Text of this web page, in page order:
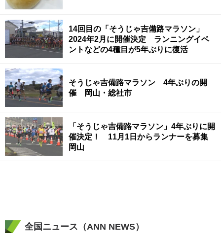
14回目の「そうじゃ吉備路マラソン」
2024年2月に開催決定 ランニングイベ
ントなどの4種目が5年ぶりに復活
そうじゃ吉備路マラソン 4年ぶりの開
催 岡山・総社市
「そうじゃ吉備路マラソン」4年ぶりに開
催決定！ 11月1日からランナーを募集
岡山
全国ニュース（ANN NEWS）